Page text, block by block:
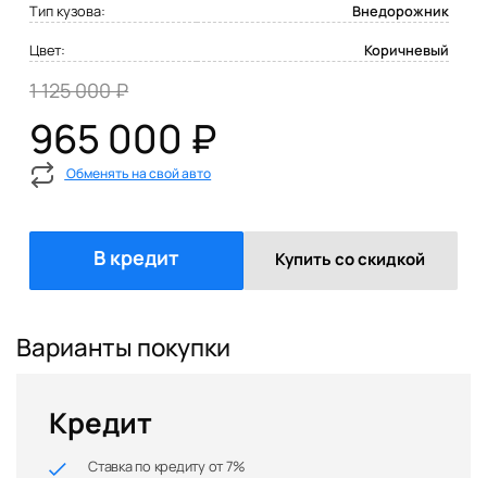
Тип кузова:
Внедорожник
Цвет:
Коричневый
1 125 000 ₽
965 000 ₽
Обменять на свой авто
В кредит Купить со скидкой
Варианты покупки
Кредит
Ставка по кредиту от 7%